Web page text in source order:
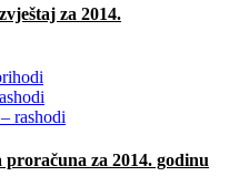
za 2014.
rashodi
za 2014. godinu